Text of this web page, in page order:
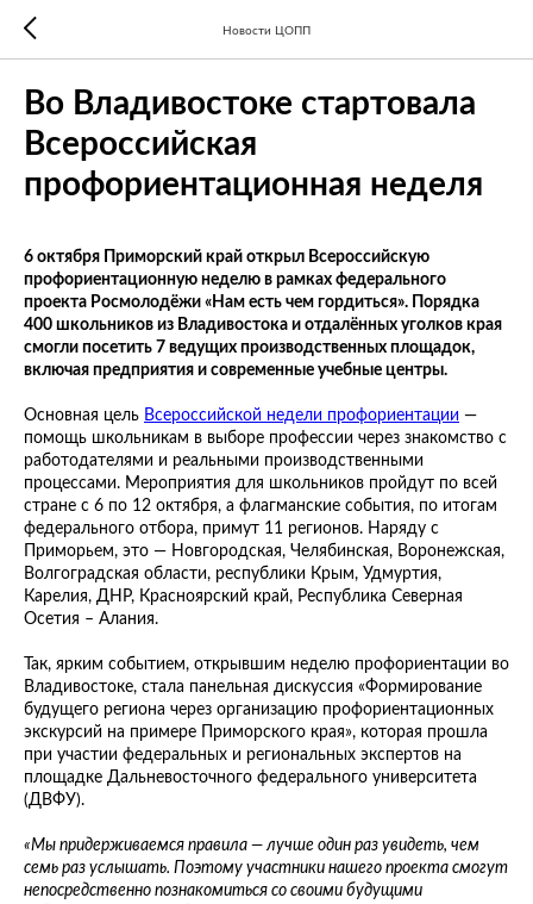
Новости ЦОПП
Во Владивостоке стартовала
Всероссийская
профориентационная неделя
6 октября Приморский край открыл Всероссийскую
профориентационную неделю в рамках федерального
проекта Росмолодёжи «Нам есть чем гордиться». Порядка
400 школьников из Владивостока и отдалённых уголков края
смогли посетить 7 ведущих производственных площадок,
включая предприятия и современные учебные центры.
Основная цель Всероссийской недели профориентации —
помощь школьникам в выборе профессии через знакомство с
работодателями и реальными производственными
процессами. Мероприятия для школьников пройдут по всей
стране с 6 по 12 октября, а флагманские события, по итогам
федерального отбора, примут 11 регионов. Наряду с
Приморьем, это — Новгородская, Челябинская, Воронежская,
Волгоградская области, республики Крым, Удмуртия,
Карелия, ДНР, Красноярский край, Республика Северная
Осетия – Алания.
Так, ярким событием, открывшим неделю профориентации во
Владивостоке, стала панельная дискуссия «Формирование
будущего региона через организацию профориентационных
экскурсий на примере Приморского края», которая прошла
при участии федеральных и региональных экспертов на
площадке Дальневосточного федерального университета
(ДВФУ).
«Мы придерживаемся правила — лучше один раз увидеть, чем
семь раз услышать. Поэтому участники нашего проекта смогут
непосредственно познакомиться со своими будущими